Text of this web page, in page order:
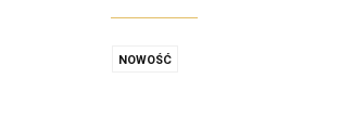
NOWOŚĆ